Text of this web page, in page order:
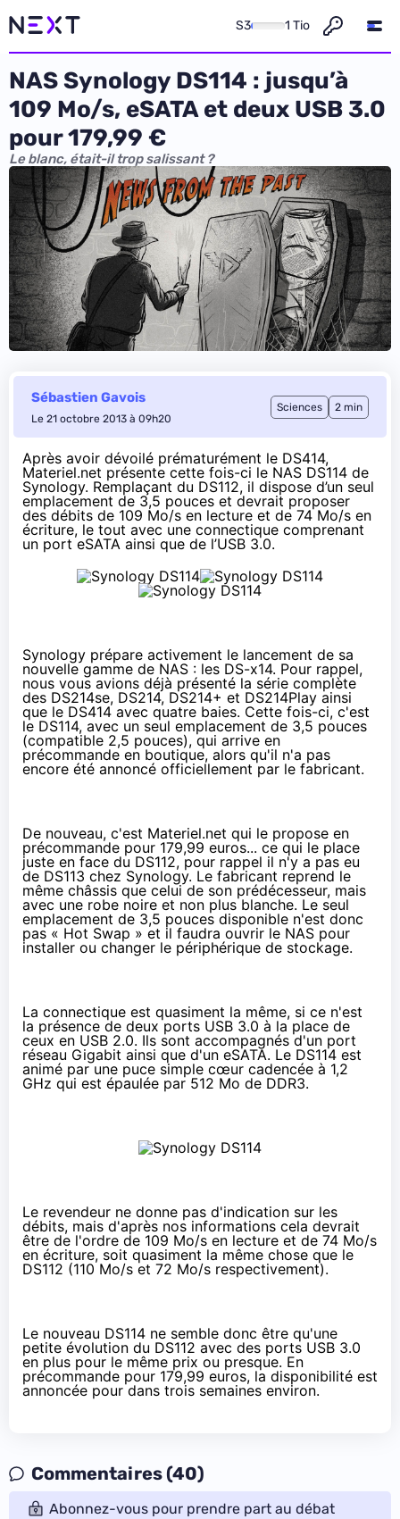
S3 1 Tio
NAS Synology DS114 : jusqu’à
109 Mo/s, eSATA et deux USB 3.0
pour 179,99 €
Le blanc, était-il trop salissant ?
Sébastien Gavois
Le 21 octobre 2013 à 09h20
Sciences 2 min
Après avoir dévoilé prématurément le DS414,
Materiel.net présente cette fois-ci le NAS DS114 de
Synology. Remplaçant du DS112, il dispose d’un seul
emplacement de 3,5 pouces et devrait proposer
des débits de 109 Mo/s en lecture et de 74 Mo/s en
écriture, le tout avec une connectique comprenant
un port eSATA ainsi que de l’USB 3.0.
Synology prépare activement le lancement de sa
nouvelle gamme de NAS : les DS-x14. Pour rappel,
nous vous avions déjà présenté la série complète
des DS214se, DS214, DS214+ et DS214Play ainsi
que le DS414 avec quatre baies. Cette fois-ci, c'est
le DS114, avec un seul emplacement de 3,5 pouces
(compatible 2,5 pouces), qui arrive en
précommande en boutique, alors qu'il n'a pas
encore été annoncé officiellement par le fabricant.
De nouveau, c'est Materiel.net qui le propose en
précommande pour 179,99 euros... ce qui le place
juste en face du DS112, pour rappel il n'y a pas eu
de DS113 chez Synology. Le fabricant reprend le
même châssis que celui de son prédécesseur, mais
avec une robe noire et non plus blanche. Le seul
emplacement de 3,5 pouces disponible n'est donc
pas « Hot Swap » et il faudra ouvrir le NAS pour
installer ou changer le périphérique de stockage.
La connectique est quasiment la même, si ce n'est
la présence de deux ports USB 3.0 à la place de
ceux en USB 2.0. Ils sont accompagnés d'un port
réseau Gigabit ainsi que d'un eSATA. Le DS114 est
animé par une puce simple cœur cadencée à 1,2
GHz qui est épaulée par 512 Mo de DDR3.
Le revendeur ne donne pas d'indication sur les
débits, mais d'après nos informations cela devrait
être de l'ordre de 109 Mo/s en lecture et de 74 Mo/s
en écriture, soit quasiment la même chose que le
DS112 (110 Mo/s et 72 Mo/s respectivement).
Le nouveau DS114 ne semble donc être qu'une
petite évolution du DS112 avec des ports USB 3.0
en plus pour le même prix ou presque. En
précommande pour 179,99 euros, la disponibilité est
annoncée pour dans trois semaines environ.
Commentaires (40)
Abonnez-vous pour prendre part au débat